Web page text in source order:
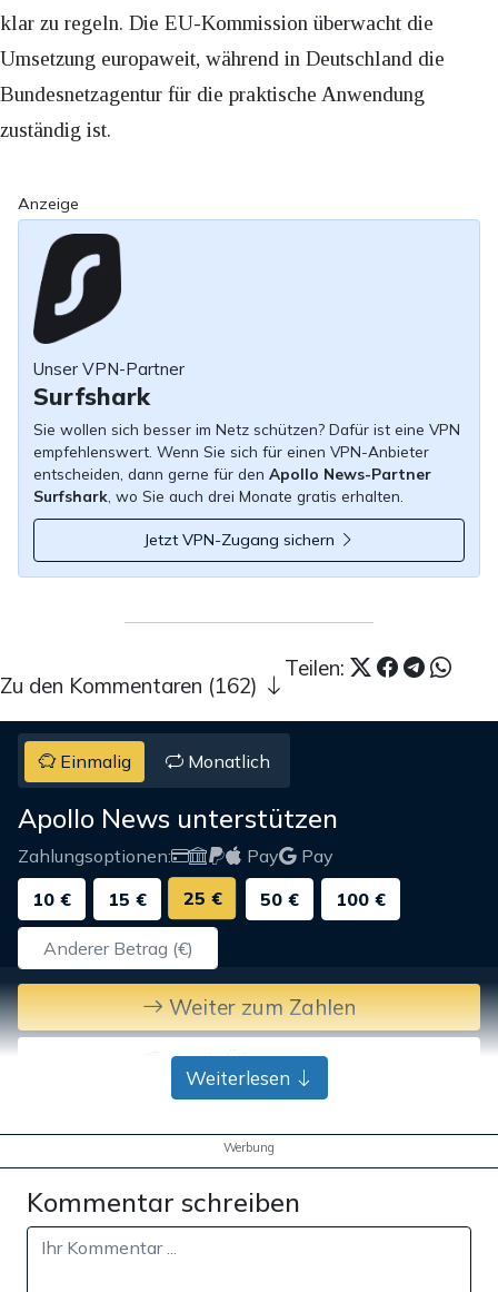
klar zu regeln. Die EU-Kommission überwacht die
Umsetzung europaweit, während in Deutschland die
Bundesnetzagentur für die praktische Anwendung
zuständig ist.
Anzeige
Unser VPN-Partner
Surfshark
Sie wollen sich besser im Netz schützen? Dafür ist eine VPN
empfehlenswert. Wenn Sie sich für einen VPN-Anbieter
entscheiden, dann gerne für den Apollo News-Partner
Surfshark, wo Sie auch drei Monate gratis erhalten.
Jetzt VPN-Zugang sichern
Teilen:
Zu den Kommentaren (162)
Einmalig Monatlich
Apollo News unterstützen
Zahlungsoptionen: Pay
Pay
10 €
15 € 25 € 50 € 100 €
Weiter zum Zahlen
Bank-Überweisung
Weiterlesen
Werbung
Kommentar schreiben